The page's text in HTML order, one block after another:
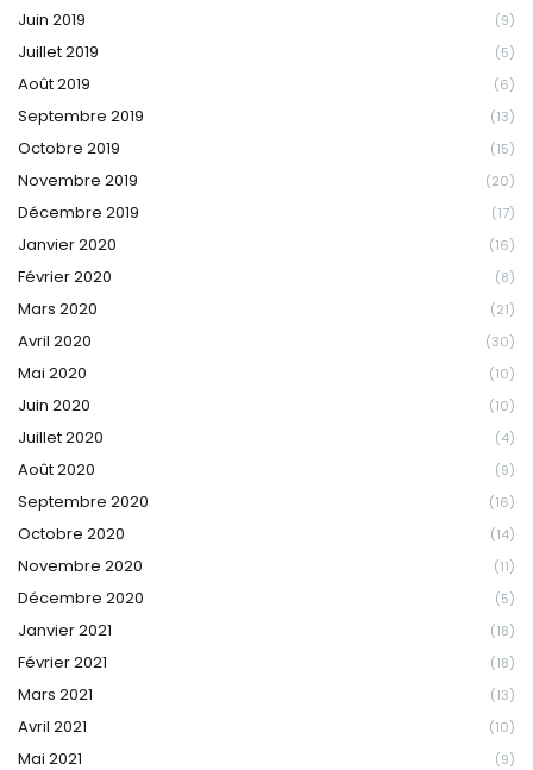
Juin 2019 (9)
Juillet 2019 (5)
Août 2019 (6)
Septembre 2019 (13)
Octobre 2019 (15)
Novembre 2019 (20)
Décembre 2019 (17)
Janvier 2020 (16)
Février 2020 (8)
Mars 2020 (21)
Avril 2020 (30)
Mai 2020 (10)
Juin 2020 (10)
Juillet 2020 (4)
Août 2020 (9)
Septembre 2020 (16)
Octobre 2020 (14)
Novembre 2020 (11)
Décembre 2020 (5)
Janvier 2021 (18)
Février 2021 (18)
Mars 2021 (13)
Avril 2021 (10)
Mai 2021 (9)